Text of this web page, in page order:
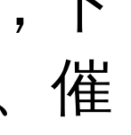
催